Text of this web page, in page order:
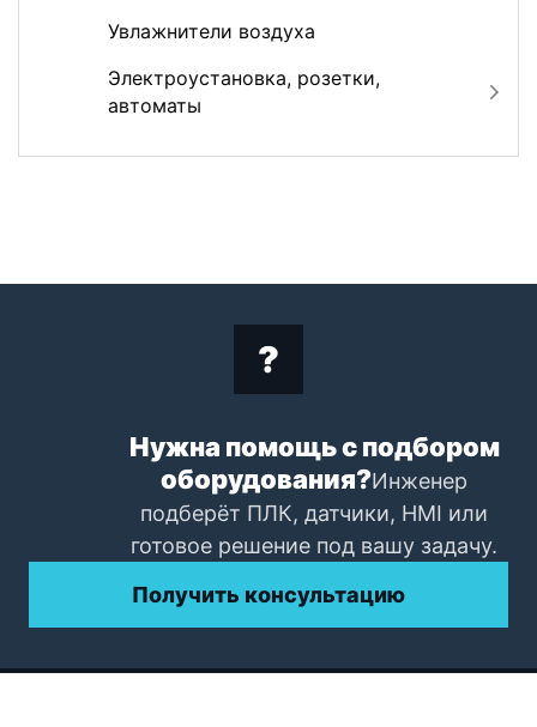
Увлажнители воздуха
Электроустановка, розетки,
автоматы
Нужна помощь с подбором
оборудования?Инженер
подберёт ПЛК, датчики, HMI или
готовое решение под вашу задачу.
Получить консультацию